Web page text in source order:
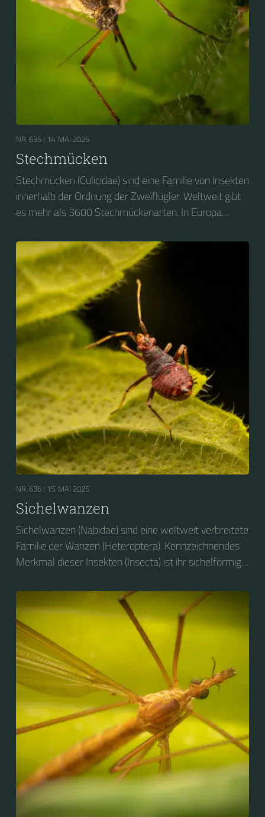
NR. 635 | 14. MAI 2025
Stechmücken
Stechmücken (Culicidae) sind eine Familie von Insekten
innerhalb der Ordnung der Zweiflügler. Weltweit gibt
es mehr als 3600 Stechmückenarten. In Europa
Mitteleuropa zu finden sind.
NR. 636 | 15. MAI 2025
Sichelwanzen
Sichelwanzen (Nabidae) sind eine weltweit verbreitete
Familie der Wanzen (Heteroptera). Kennzeichnendes
Merkmal dieser Insekten (Insecta) ist ihr sichelförmig
als ausschließliche Räuber andere Insekten und
Gliederfüßer (Arthropoden) aussaugen. Als Nützlinge
gegen Gliederfüßer sind Sichelwanzen in der
Landwirtschaft und im Gartenbau von Bedeutung.